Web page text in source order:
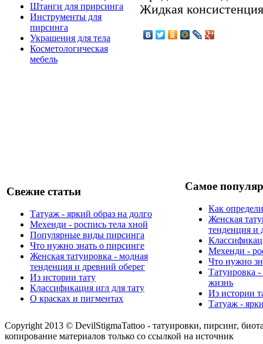
Штанги для прирсинга
Инструменты для
пирсинга
Украшения для тела
Косметологическая
мебель
Жидкая
Свежие статьи
Татуаж - яркий образ на долго
Мехенди - роспись тела хной
Популярные виды пирсинга
Что нужно знать о пирсинге
Женская татуировка - модная
тенденция и древний оберег
Из истории тату
Классификация игл для тату
О красках и пигментах
Самое
Как
Женская
тенденция и
Мехенди -
Что нужно
Татуировка
жизнь
Из истории
Татуаж -
Copyright 2013 © DevilStigmaTattoo - татуировки, пирсинг,
копирование материалов только со ссылкой на источник